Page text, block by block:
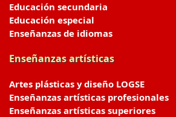
Educación secundaria
Educación especial
Enseñanzas de idiomas
Enseñanzas artísticas
Artes plásticas y diseño LOGSE
Enseñanzas artísticas profesionales
Enseñanzas artísticas superiores